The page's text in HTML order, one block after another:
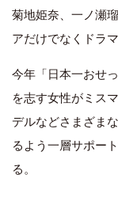
菊地姫奈、一ノ瀬
アだけでなくドラ
今年「日本一おせ
を志す女性がミス
デルなどさまざま
るよう一層サポー
る。